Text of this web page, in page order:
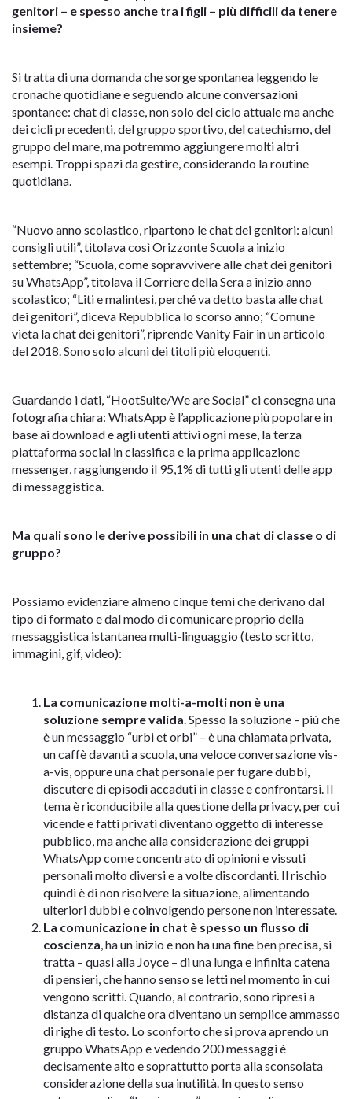
genitori – e spesso anche tra i figli – più difficili da tenere
insieme?
Si tratta di una domanda che sorge spontanea leggendo le
cronache quotidiane e seguendo alcune conversazioni
spontanee: chat di classe, non solo del ciclo attuale ma anche
dei cicli precedenti, del gruppo sportivo, del catechismo, del
gruppo del mare, ma potremmo aggiungere molti altri
esempi. Troppi spazi da gestire, considerando la routine
quotidiana.
“Nuovo anno scolastico, ripartono le chat dei genitori: alcuni
consigli utili”, titolava così Orizzonte Scuola a inizio
settembre; “Scuola, come sopravvivere alle chat dei genitori
su WhatsApp”, titolava il Corriere della Sera a inizio anno
scolastico; “Liti e malintesi, perché va detto basta alle chat
dei genitori”, diceva Repubblica lo scorso anno; “Comune
vieta la chat dei genitori”, riprende Vanity Fair in un articolo
del 2018. Sono solo alcuni dei titoli più eloquenti.
Guardando i dati, “HootSuite/We are Social” ci consegna una
fotografia chiara: WhatsApp è l’applicazione più popolare in
base ai download e agli utenti attivi ogni mese, la terza
piattaforma social in classifica e la prima applicazione
messenger, raggiungendo il 95,1% di tutti gli utenti delle app
di messaggistica.
Ma quali sono le derive possibili in una chat di classe o di
gruppo?
Possiamo evidenziare almeno cinque temi che derivano dal
tipo di formato e dal modo di comunicare proprio della
messaggistica istantanea multi-linguaggio (testo scritto,
immagini, gif, video):
La comunicazione molti-a-molti non è una
soluzione sempre valida. Spesso la soluzione – più che
è un messaggio “urbi et orbi” – è una chiamata privata,
un caffè davanti a scuola, una veloce conversazione vis-
a-vis, oppure una chat personale per fugare dubbi,
discutere di episodi accaduti in classe e confrontarsi. Il
tema è riconducibile alla questione della privacy, per cui
vicende e fatti privati diventano oggetto di interesse
pubblico, ma anche alla considerazione dei gruppi
WhatsApp come concentrato di opinioni e vissuti
personali molto diversi e a volte discordanti. Il rischio
quindi è di non risolvere la situazione, alimentando
ulteriori dubbi e coinvolgendo persone non interessate.
La comunicazione in chat è spesso un flusso di
coscienza, ha un inizio e non ha una fine ben precisa, si
tratta – quasi alla Joyce – di una lunga e infinita catena
di pensieri, che hanno senso se letti nel momento in cui
vengono scritti. Quando, al contrario, sono ripresi a
distanza di qualche ora diventano un semplice ammasso
di righe di testo. Lo sconforto che si prova aprendo un
gruppo WhatsApp e vedendo 200 messaggi è
decisamente alto e soprattutto porta alla sconsolata
considerazione della sua inutilità. In questo senso